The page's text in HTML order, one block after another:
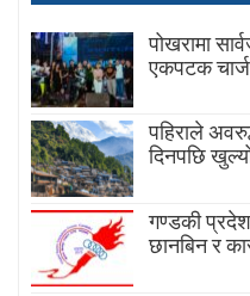
पोखरामा
एकपटक
पहिराले
दिनपछि
गण्डकी
छानबिन र